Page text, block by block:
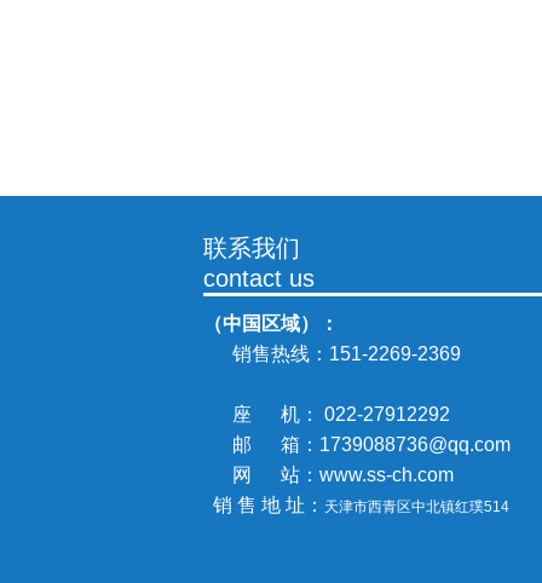
联系我们
contact us
（中国区域）：
销售热线： 151-2269-2369
座 机： 022-27912292
邮 箱：1739088736@qq.com
网 站：www.ss-ch.com
销 售 地 址： 天津市西青区中北镇红璞514